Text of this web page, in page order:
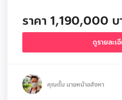
ราคา 1,190,000 บ
ดูรายละเ
คุณตั้ม นายหน้าอสังหา